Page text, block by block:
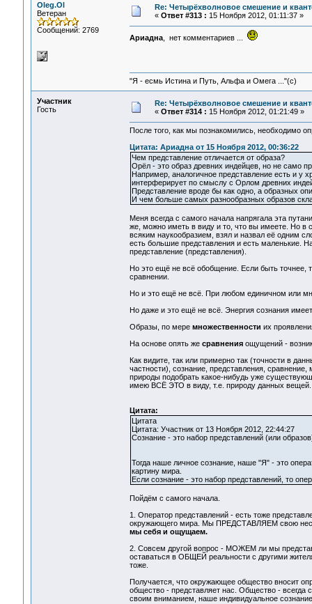
Oleg.Ol
Ветеран
Сообщений: 2769
Re: Четырёхволновое смешение и
« Ответ #313 : 15 Ноября 2012, 01:11:37 »
Ариадна, нет комментариев ...
"Я - есмь Истина и Путь, Альфа и Омега ..."(с)
Участник
Гость
Re: Четырёхволновое смешение и
« Ответ #314 : 15 Ноября 2012, 01:21:49 »
После того, как мы познакомились, необходимо
Цитата: Ариадна от 15 Ноября 2012, 00:36:22
Чем представление отличается от образа?
Орёл - это образ древних индейцев, но не само
Например, аналогичное представление есть и у
интерферирует по смыслу с Орлом древних
Представление вроде бы как одно, а образных
И чем больше самых разнообразных образов
Меня всегда с самого начала напрягала эта
же, можно иметь в виду и то, что вы имеете. Но в
всяким наукообразием, взял и назвал её одним
есть большие представления и есть маленькие.
представление (представления).
Но это ещё не всё обобщение. Если быть точнее,
сравнении.
Но и это ещё не всё. При любом единичном
Но даже и это ещё не всё. Энергия сознания
Образы, по мере множественности их
На основе опять же сравненияощущений -
Как видите, так или примерно так (точности в
частности), сознание, представления,
природы подобрать какое-нибудь уже
имею ВСЁ ЭТО в виду, т.е. природу данных вещей.
Цитата:
Цитата
Цитата: Участник от 13 Ноября 2012, 22:44:27
Сознание - это набор представлений (или
Тогда наше личное сознание, наше "Я" - это
картину мира.
Если сознание - это набор представлений, то
Пойдём с самого начала.
1. Оператор представлений - есть тоже
окружающего мира. Мы ПРЕДСТАВЛЯЕМ свою
мы себя и ощущаем.
2. Совсем другой вопрос - МОЖЕМ ли мы
оставаться в ОБЩЕЙ реальности с другими
тоже.
Получается, что окружающее общество вносит
общество - представляет нас. Общество - всегда
своим вниманием, наше индивидуальное